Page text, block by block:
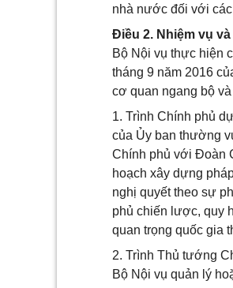
nhà nước đối với
Điều 2. Nhiệm vụ
Bộ Nội vụ thực hiện
tháng 9 năm 2016
cơ quan ngang bộ
1. Trình Chính phủ
của Ủy ban thường
Chính phủ với Đoàn
hoạch xây dựng
nghị quyết theo sự
phủ chiến lược, quy
quan trọng quốc gia
2. Trình Thủ tướng
Bộ Nội vụ quản lý